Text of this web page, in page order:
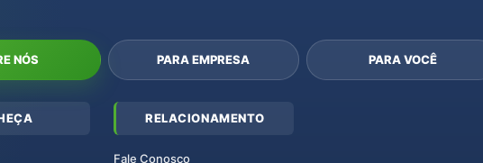
NÓS PARA EMPRESA PARA VOCÊ
RELACIONAMENTO
Fale Conosco